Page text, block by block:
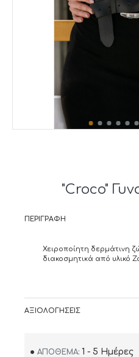
"Croco"
ΠΕΡΙΓΡΑΦΉ
Χειροποίητη δερμάτινη
διακοσμητικά από υλικό
ΑΞΙΟΛΟΓΉΣΕΙΣ
ΑΠΌΘΕΜΑ: 1 - 5 Ημέρες